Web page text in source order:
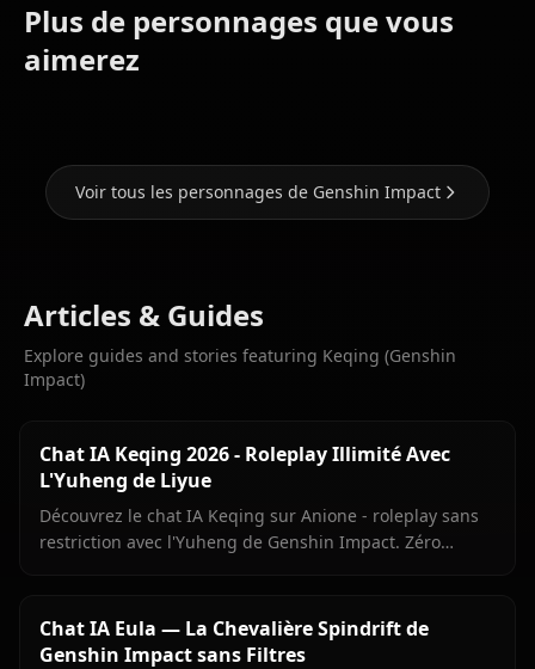
Plus de personnages que vous
aimerez
Eula
(Genshin
Ganyu
Hu Tao
Voir tous les personnages de Genshin Impact
Articles & Guides
Explore guides and stories featuring Keqing (Genshin
Impact)
Chat IA Keqing 2026 - Roleplay Illimité Avec
L'Yuheng de Liyue
Découvrez le chat IA Keqing sur Anione - roleplay sans
restriction avec l'Yuheng de Genshin Impact. Zéro
Chat IA Eula — La Chevalière Spindrift de
Genshin Impact sans Filtres